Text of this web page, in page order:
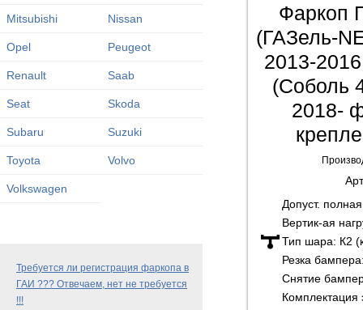
Mitsubishi Nissan
Opel Peugeot
Renault Saab
Seat Skoda
Subaru Suzuki
Toyota Volvo
Volkswagen
Требуется ли регистрация фаркопа в
ГАИ ??? Отвечаем, нет не требуется
!!!
Фаркоп
(ГАЗель-
2013-
(Соболь
2018-
Допуст.
Вертик-ая
Тип шара: К2
Резка
Снятие
Комплектация